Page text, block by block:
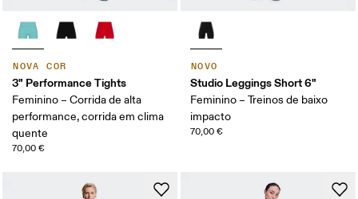
NOVA COR
3" Performance Tights
Feminino – Corrida de alta
performance, corrida em clima
quente
70,00 €
NOVO
Studio Leggings Short 6"
Feminino – Treinos de baixo
impacto
70,00 €